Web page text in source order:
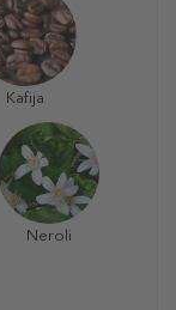
Kafija
Neroli